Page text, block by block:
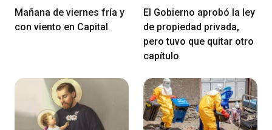
Mañana de viernes fría y
con viento en Capital
El Gobierno aprobó la ley
de propiedad privada,
pero tuvo que quitar otro
capítulo